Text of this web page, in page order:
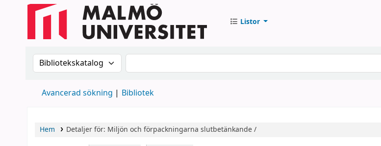
Listor
Sök i katalogen efter:Sök i katalogen
Avancerad sökning Bibliotek
Hem Detaljer för: Miljön och förpackningarna slutbetänkande /